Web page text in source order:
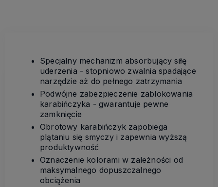
Specjalny mechanizm absorbujący siłę
uderzenia - stopniowo zwalnia spadające
narzędzie aż do pełnego zatrzymania
Podwójne zabezpieczenie zablokowania
karabińczyka - gwarantuje pewne
zamknięcie
Obrotowy karabińczyk zapobiega
plątaniu się smyczy i zapewnia wyższą
produktywność
Oznaczenie kolorami w zależności od
maksymalnego dopuszczalnego
obciążenia